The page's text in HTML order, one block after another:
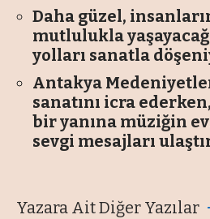
Daha güzel,
mutlulukla
yolları sanatla
Antakya
sanatını icra
bir yanına müziğin
sevgi mesajları
Yazara Ait Diğer Yazılar